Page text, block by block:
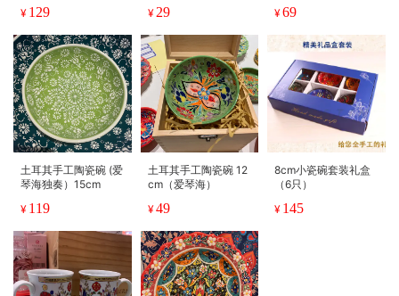
¥ 129
¥ 29
¥69
土耳其手工陶瓷碗 (爱
琴海独奏）15cm
¥ 119
土耳其手工陶瓷碗 12
cm（爱琴海）
¥49
8cm小瓷碗套装礼盒
（6只）
¥ 145